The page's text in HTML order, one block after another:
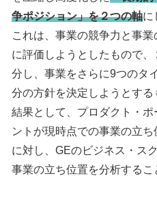
争ポジション」を２つの軸に
これは、事業の競争力と事
に評価しようとしたもので
分し、事業をさらに9つのタ
分の方針を決定しようとする
結果として、プロダクト・
ントが現時点での事業の立
に対し、GEのビジネス・ス
事業の立ち位置を分析するこ